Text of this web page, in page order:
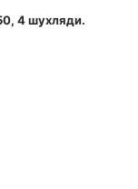
4 шухляди.